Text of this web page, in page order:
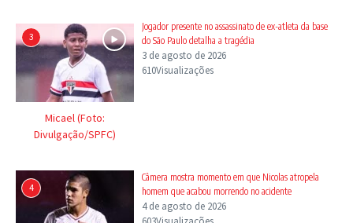
3
Micael (Foto:
Divulgação/SPFC)
Jogador presente no assassinato de ex-atleta da base
do São Paulo detalha a tragédia
3 de agosto de 2026
610Visualizações
4
Câmera mostra momento em que Nicolas atropela
homem que acabou morrendo no acidente
4 de agosto de 2026